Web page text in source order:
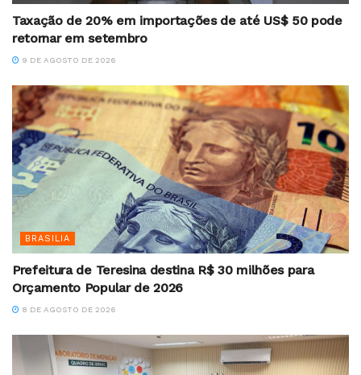
Taxação de 20% em importações de até US$ 50 pode
retornar em setembro
9 DE AGOSTO DE 2026
BRASILIA
Prefeitura de Teresina destina R$ 30 milhões para
Orçamento Popular de 2026
8 DE AGOSTO DE 2026